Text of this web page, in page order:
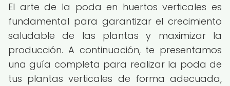
El arte de la poda en huertos verticales es
fundamental para garantizar el crecimiento
saludable de las plantas y maximizar la
producción. A continuación, te presentamos
una guía completa para realizar la poda de
tus plantas verticales de forma adecuada,